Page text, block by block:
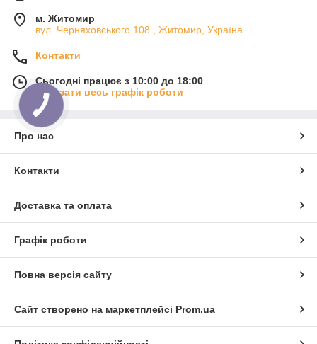
м. Житомир
вул. Черняховського 108., Житомир, Україна
Контакти
Сьогодні працює з 10:00 до 18:00
Показати весь графік роботи
Про нас
Контакти
Доставка та оплата
Графік роботи
Повна версія сайту
Сайт створено на маркетплейсі Prom.ua